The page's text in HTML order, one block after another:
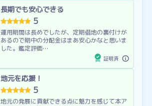
長期でも安心できる
5
運用期間は長めでしたが、定期借地の裏付けが
あるので期中の分配金はまあ安心かなと思いま
した。鑑定評価…
証明済
地元を応援！
5
地元の発展に貢献できる点に魅力を感じて本ア